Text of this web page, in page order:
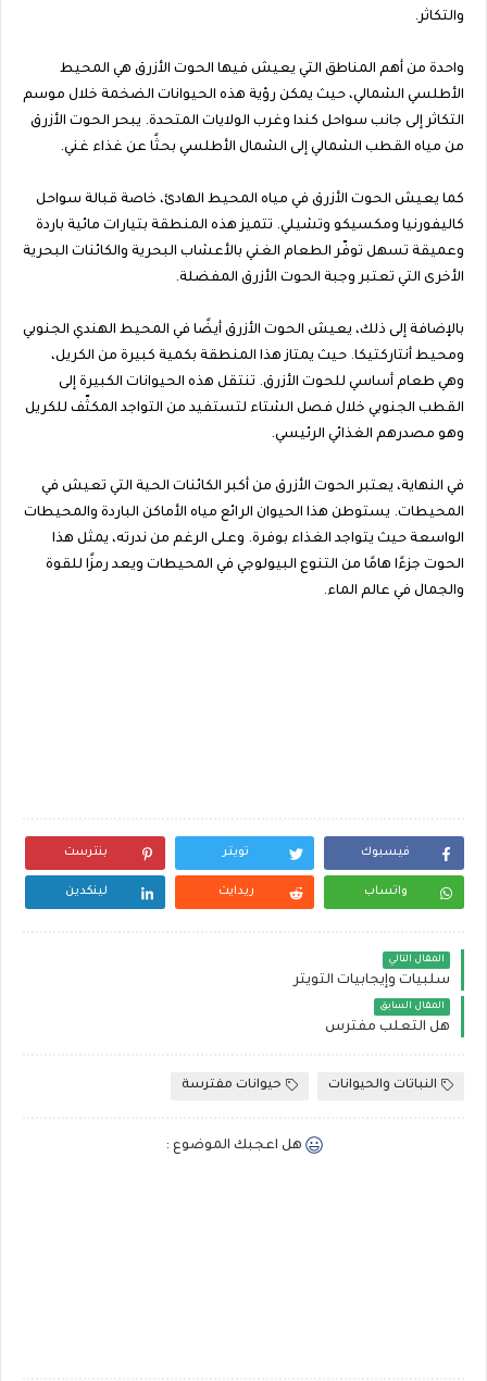
والتكاثر.
واحدة من أهم المناطق التي يعيش فيها الحوت الأزرق هي المحيط
الأطلسي الشمالي، حيث يمكن رؤية هذه الحيوانات الضخمة خلال موسم
التكاثر إلى جانب سواحل كندا وغرب الولايات المتحدة. يبحر الحوت الأزرق
من مياه القطب الشمالي إلى الشمال الأطلسي بحثًا عن غذاء غني.
كما يعيش الحوت الأزرق في مياه المحيط الهادئ، خاصة قبالة سواحل
كاليفورنيا ومكسيكو وتشيلي. تتميز هذه المنطقة بتيارات مائية باردة
وعميقة تسهل توفّر الطعام الغني بالأعشاب البحرية والكائنات البحرية
الأخرى التي تعتبر وجبة الحوت الأزرق المفضلة.
بالإضافة إلى ذلك، يعيش الحوت الأزرق أيضًا في المحيط الهندي الجنوبي
ومحيط أنتاركتيكا. حيث يمتاز هذا المنطقة بكمية كبيرة من الكريل،
وهي طعام أساسي للحوت الأزرق. تنتقل هذه الحيوانات الكبيرة إلى
القطب الجنوبي خلال فصل الشتاء لتستفيد من التواجد المكثّف للكريل
وهو مصدرهم الغذائي الرئيسي.
في النهاية، يعتبر الحوت الأزرق من أكبر الكائنات الحية التي تعيش في
المحيطات. يستوطن هذا الحيوان الرائع مياه الأماكن الباردة والمحيطات
الواسعة حيث يتواجد الغذاء بوفرة. وعلى الرغم من ندرته، يمثل هذا
الحوت جزءًا هامًا من التنوع البيولوجي في المحيطات ويعد رمزًا للقوة
والجمال في عالم الماء.
فيسبوك تويتر بنترست
واتساب ريدايت لينكدين
المقال التالي
سلبيات وإيجابيات التويتر
المقال السابق
هل الثعلب مفترس
النباتات والحيوانات حيوانات مفترسة
هل اعجبك الموضوع :